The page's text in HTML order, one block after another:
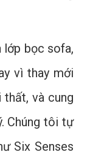
lớp bọc sofa,
vì thay mới
thất, và cung
Chúng tôi tự
Six Senses